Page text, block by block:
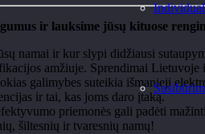
ir lauksime jūsų kituose
namai ir kur slypi didžiausi
amžiuje. Sprendimai
galimybes suteikia išmanieji
ir tai, kas joms daro įtaką.
priemonės gali padėti
šiltesnių ir tvaresnių namų!